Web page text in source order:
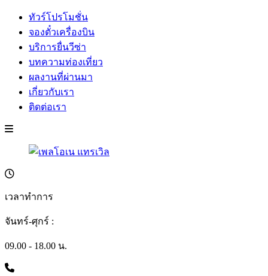
ทัวร์โปรโมชั่น
จองตั๋วเครื่องบิน
บริการยื่นวีซ่า
บทความท่องเที่ยว
ผลงานที่ผ่านมา
เกี่ยวกับเรา
ติดต่อเรา
เวลาทำการ
จันทร์-ศุกร์ :
09.00 - 18.00 น.